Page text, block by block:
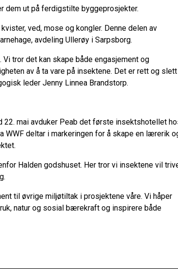
dem ut på ferdigstilte byggeprosjekter.
ved, mose og kongler. Denne delen av
avdeling Ullerøy i Sarpsborg.
tror det kan skape både engasjement og
av å ta vare på insektene. Det er rett og slett
leder Jenny Linnea Brandstorp.
mai avduker Peab det første insektshotellet
WWF deltar i markeringen for å skape en lærerik
Halden godshuset. Her tror vi insektene vil
til øvrige miljøtiltak i prosjektene våre. Vi håper
natur og sosial bærekraft og inspirere både